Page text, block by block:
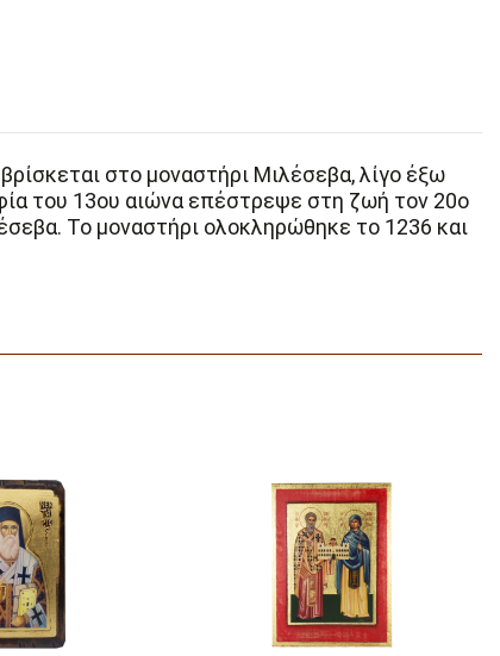
στο μοναστήρι Μιλέσεβα, λίγο έξω
του 13ου αιώνα επέστρεψε στη ζωή τον 20ο
Το μοναστήρι ολοκληρώθηκε το 1236 και